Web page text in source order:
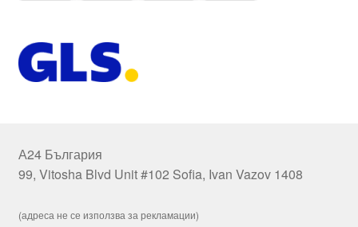
А24 България
99, Vitosha Blvd Unit #102 Sofia, Ivan Vazov 1408
(адреса не се използва за рекламации)